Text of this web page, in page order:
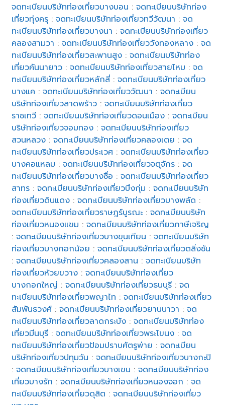
จดทะเบียนบริษัทท่องเที่ยวบางบอน :จดทะเบียนบริษัทท่อง
เที่ยวทุ่งครุ :จดทะเบียนบริษัทท่องเที่ยวทวีวัฒนา :จด
ทะเบียนบริษัทท่องเที่ยวบางนา :จดทะเบียนบริษัทท่องเที่ยว
คลองสามวา :จดทะเบียนบริษัทท่องเที่ยววังทองหลาง :จด
ทะเบียนบริษัทท่องเที่ยวสะพานสูง :จดทะเบียนบริษัทท่อง
เที่ยวคันนายาว :จดทะเบียนบริษัทท่องเที่ยวสายไหม :จด
ทะเบียนบริษัทท่องเที่ยวหลักสี่ :จดทะเบียนบริษัทท่องเที่ยว
บางแค :จดทะเบียนบริษัทท่องเที่ยววัฒนา :จดทะเบียน
บริษัทท่องเที่ยวลาดพร้าว :จดทะเบียนบริษัทท่องเที่ยว
ราชเทวี :จดทะเบียนบริษัทท่องเที่ยวดอนเมือง :จดทะเบียน
บริษัทท่องเที่ยวจอมทอง :จดทะเบียนบริษัทท่องเที่ยว
สวนหลวง :จดทะเบียนบริษัทท่องเที่ยวคลองเตย :จด
ทะเบียนบริษัทท่องเที่ยวประเวศ :จดทะเบียนบริษัทท่องเที่ยว
บางคอแหลม :จดทะเบียนบริษัทท่องเที่ยวจตุจักร :จด
ทะเบียนบริษัทท่องเที่ยวบางซื่อ :จดทะเบียนบริษัทท่องเที่ยว
สาทร :จดทะเบียนบริษัทท่องเที่ยวบึงกุ่ม :จดทะเบียนบริษัท
ท่องเที่ยวดินแดง :จดทะเบียนบริษัทท่องเที่ยวบางพลัด :
จดทะเบียนบริษัทท่องเที่ยวราษฎร์บูรณะ :จดทะเบียนบริษัท
ท่องเที่ยวหนองแขม :จดทะเบียนบริษัทท่องเที่ยวภาษีเจริญ
:จดทะเบียนบริษัทท่องเที่ยวบางขุนเทียน :จดทะเบียนบริษัท
ท่องเที่ยวบางกอกน้อย :จดทะเบียนบริษัทท่องเที่ยวตลิ่งชัน
:จดทะเบียนบริษัทท่องเที่ยวคลองสาน :จดทะเบียนบริษัท
ท่องเที่ยวห้วยขวาง :จดทะเบียนบริษัทท่องเที่ยว
บางกอกใหญ่ :จดทะเบียนบริษัทท่องเที่ยวธนบุรี :จด
ทะเบียนบริษัทท่องเที่ยวพญาไท :จดทะเบียนบริษัทท่องเที่ยว
สัมพันธวงศ์ :จดทะเบียนบริษัทท่องเที่ยวยานนาวา :จด
ทะเบียนบริษัทท่องเที่ยวลาดกระบัง :จดทะเบียนบริษัทท่อง
เที่ยวมีนบุรี :จดทะเบียนบริษัทท่องเที่ยวพระโขนง :จด
ทะเบียนบริษัทท่องเที่ยวป้อมปราบศัตรูพ่าย :จดทะเบียน
บริษัทท่องเที่ยวปทุมวัน :จดทะเบียนบริษัทท่องเที่ยวบางกะปิ
:จดทะเบียนบริษัทท่องเที่ยวบางเขน :จดทะเบียนบริษัทท่อง
เที่ยวบางรัก :จดทะเบียนบริษัทท่องเที่ยวหนองจอก :จด
ทะเบียนบริษัทท่องเที่ยวดุสิต :จดทะเบียนบริษัทท่องเที่ยว